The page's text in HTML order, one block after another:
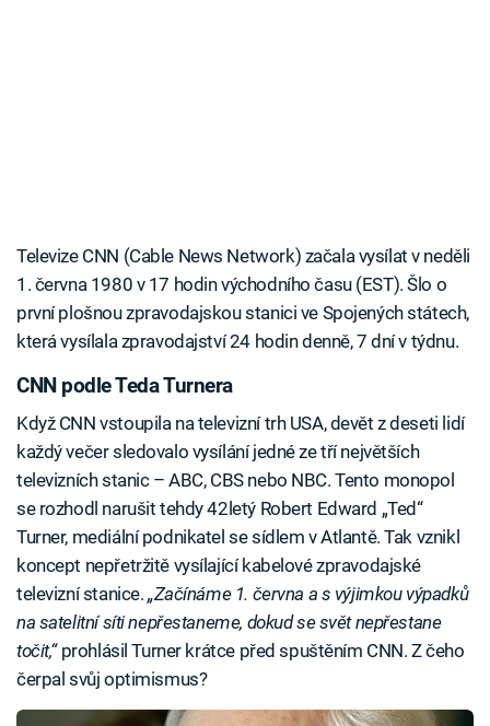
Televize CNN (Cable News Network) začala vysílat v neděli
1. června 1980 v 17 hodin východního času (EST). Šlo o
první plošnou zpravodajskou stanici ve Spojených státech,
která vysílala zpravodajství 24 hodin denně, 7 dní v týdnu.
CNN podle Teda Turnera
Když CNN vstoupila na televizní trh USA, devět z deseti lidí
každý večer sledovalo vysílání jedné ze tří největších
televizních stanic – ABC, CBS nebo NBC. Tento monopol
se rozhodl narušit tehdy 42letý Robert Edward „Ted“
Turner, mediální podnikatel se sídlem v Atlantě. Tak vznikl
koncept nepřetržitě vysílající kabelové zpravodajské
televizní stanice. „Začínáme 1. června a s výjimkou výpadků
na satelitní síti nepřestaneme, dokud se svět nepřestane
točit,“ prohlásil Turner krátce před spuštěním CNN. Z čeho
čerpal svůj optimismus?